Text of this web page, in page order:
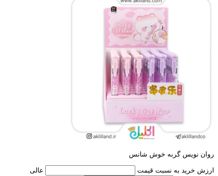
روان نویس گربه خوش شانس
ارزش خرید به نسبت قیمت
عالی